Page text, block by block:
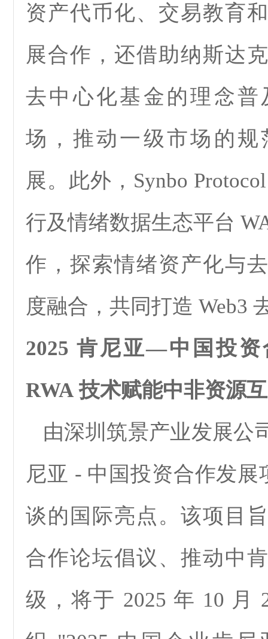
资产代币化、交易教育
展合作，还借助纳斯达
去中心化基金的理念普
场，推动一级市场的规
展。此外，Synbo
行及情绪数据生态平台
作，探索情绪资产化与
度融合，共同打造 Web3
2025 肯尼亚—中国投资
RWA 技术赋能中非资源
由深圳筑景产业发展公
尼亚 - 中国投资合作发
谈的国际亮点。该项目
合作论坛倡议、推动中
级，将于 2025 年 10 月